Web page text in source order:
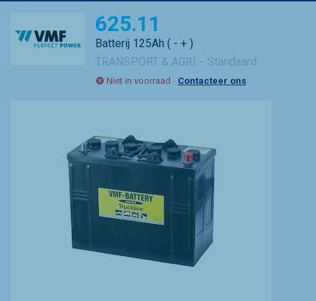
625.11
Batterij 125Ah ( - + )
TRANSPORT & AGRI
Standaard
Niet in voorraad - Contacteer ons